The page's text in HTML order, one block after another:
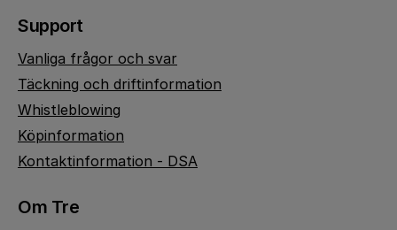
Support
Vanliga frågor och svar
Täckning och driftinformation
Whistleblowing
Köpinformation
Kontaktinformation - DSA
Om Tre